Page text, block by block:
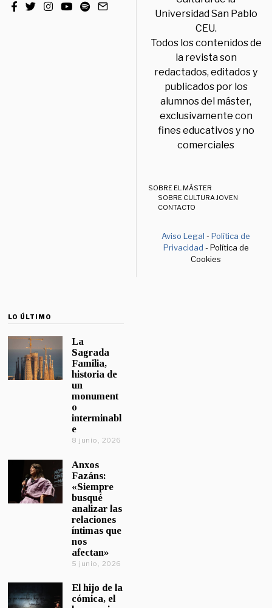
Universidad San Pablo
CEU.
Todos los contenidos de
la revista son
redactados, editados y
publicados por los
alumnos del máster,
exclusivamente con
fines educativos y no
comerciales
SOBRE EL MÁSTER
SOBRE CULTURA JOVEN
CONTACTO
Aviso Legal -Política de
Privacidad - Política de
Cookies
LO ÚLTIMO
La
Sagrada
Familia,
historia de
un
monument
o
interminabl
e
8 junio, 2026
Anxos
Fazáns:
«Siempre
busqué
analizar las
relaciones
íntimas que
nos
afectan»
5 junio, 2026
El hijo de la
cómica, el